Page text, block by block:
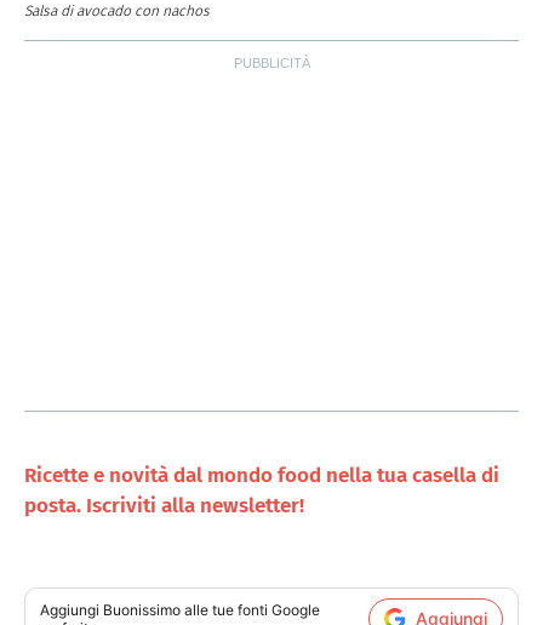
Salsa di avocado con nachos
Ricette e novità dal mondo food nella tua casella di
posta. Iscriviti alla newsletter!
Aggiungi Buonissimo alle tue fonti Google
Aggiungi